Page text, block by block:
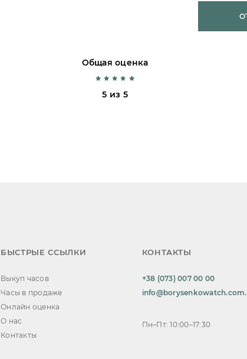
Общая оценка
5 из 5
БЫСТРЫЕ ССЫЛКИ
Выкуп часов
Часы в продаже
Онлайн оценка
О нас
Контакты
КОНТАКТЫ
+38 (073) 007 00 00
Пн–Пт: 10:00–17:30